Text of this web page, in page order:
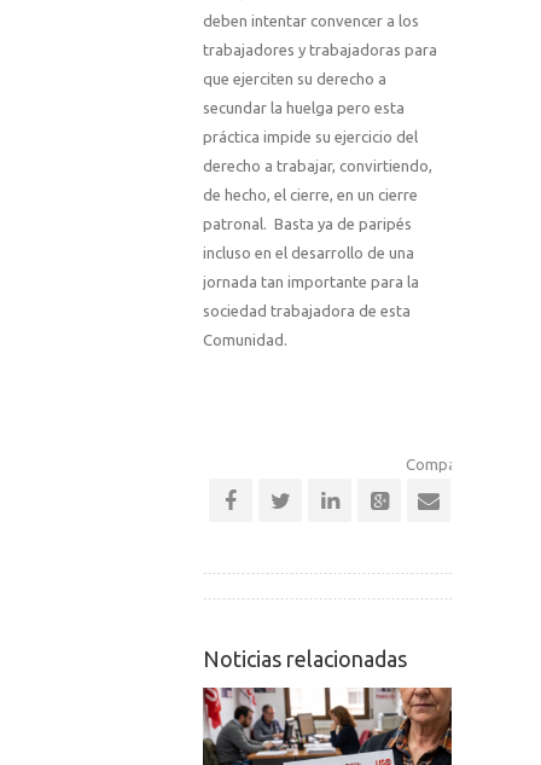
deben intentar convencer a los
trabajadores y trabajadoras para
que ejerciten su derecho a
secundar la huelga pero esta
práctica impide su ejercicio del
derecho a trabajar, convirtiendo,
de hecho, el cierre, en un cierre
patronal. Basta ya de paripés
incluso en el desarrollo de una
jornada tan importante para la
sociedad trabajadora de esta
Comunidad.
Comparte esta
Noticias relacionadas